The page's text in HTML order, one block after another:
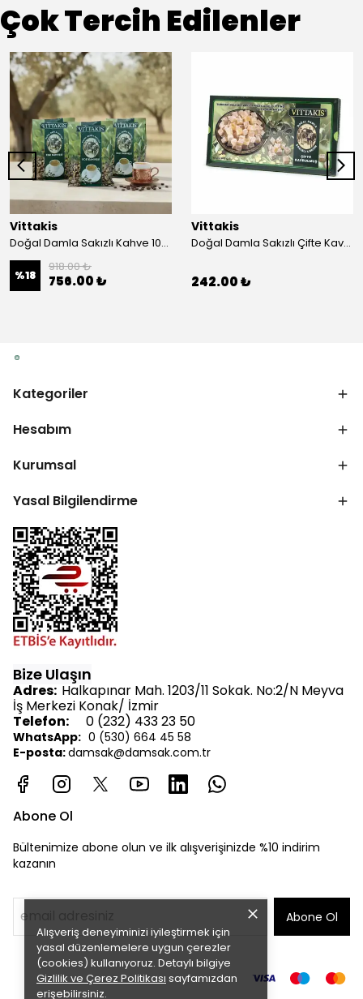
Alışveriş deneyiminizi iyileştirmek için
yasal düzenlemelere uygun çerezler
(cookies) kullanıyoruz. Detaylı bilgiye
Gizlilik ve Çerez Politikası sayfamızdan
erişebilirsiniz.
Çok Tercih Edilenler
Vittakis
Doğal Damla Sakızlı Kahve 100 gr. EGE -3'lü Paket
%18
918.00 ₺
756.00 ₺
Vittakis
Doğal Damla Sakızlı Çifte Kavrulmuş Lokum 400 gr.
242.00 ₺
Kategoriler
Hesabım
Kurumsal
Yasal Bilgilendirme
Bize Ulaşın
Adres: Halkapınar Mah. 1203/11 Sokak. No:2/N Meyva
İş Merkezi Konak/ İzmir
Telefon: 0 (232) 433 23 50
WhatsApp: 0 (530) 664 45 58
E-posta:damsak@damsak.com.tr
Abone Ol
Bültenimize abone olun ve ilk alışverişinizde %10 indirim
kazanın
Abone Ol